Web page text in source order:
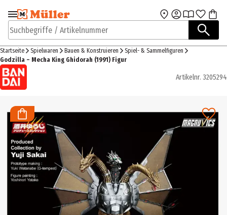
Zur Navigation
springen
Zum Hauptinhalt
Suchbegriffe / Artikelnummer
Startseite Spielwaren Bauen & Konstruieren
Spiel- & Sammelfiguren
Godzilla – Mecha King Ghidorah (1991) Figur
Artikelnr. 3205294